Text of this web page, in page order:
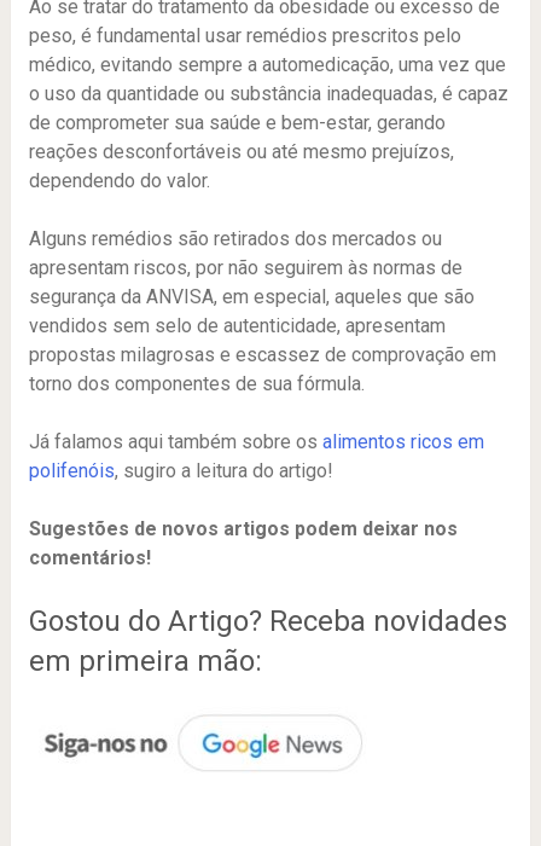
Ao se tratar do tratamento da obesidade ou excesso de
peso, é fundamental usar remédios prescritos pelo
médico, evitando sempre a automedicação, uma vez que
o uso da quantidade ou substância inadequadas, é capaz
de comprometer sua saúde e bem-estar, gerando
reações desconfortáveis ou até mesmo prejuízos,
dependendo do valor.
Alguns remédios são retirados dos mercados ou
apresentam riscos, por não seguirem às normas de
segurança da ANVISA, em especial, aqueles que são
vendidos sem selo de autenticidade, apresentam
propostas milagrosas e escassez de comprovação em
torno dos componentes de sua fórmula.
Já falamos aqui também sobre os alimentos ricos em
polifenóis, sugiro a leitura do artigo!
Sugestões de novos artigos podem deixar nos
comentários!
Gostou do Artigo? Receba novidades
em primeira mão: